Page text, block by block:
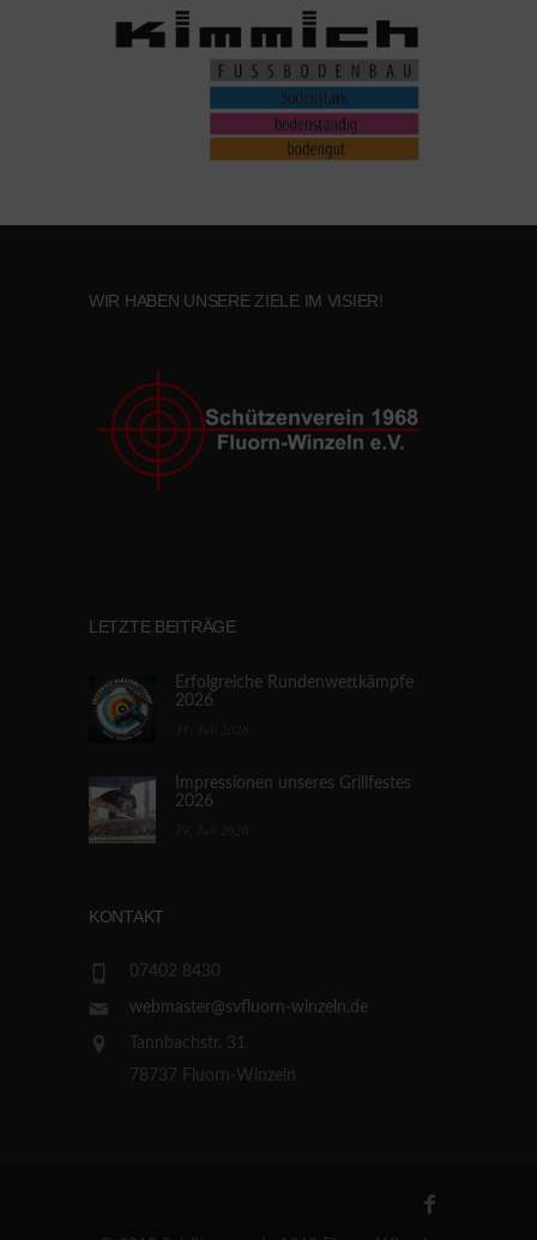
WIR HABEN UNSERE ZIELE IM VISIER!
LETZTE BEITRÄGE
Erfolgreiche Rundenwettkämpfe
2026
Impressionen unseres Grillfestes
2026
KONTAKT
07402 8430
webmaster@svfluorn-winzeln.de
Tannbachstr. 31
78737 Fluorn-Winzeln